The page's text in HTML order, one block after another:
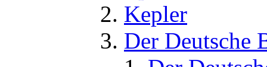
Kepler
Der Deutsche